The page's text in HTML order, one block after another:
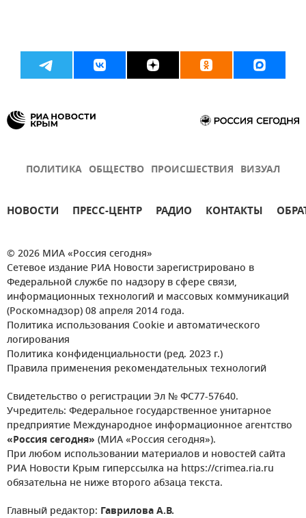
ПОЛИТИКА ОБЩЕСТВО ПРОИСШЕСТВИЯ ВИЗУАЛ
НОВОСТИ ПРЕСС-ЦЕНТР РАДИО КОНТАКТЫ
© 2026 МИА «Россия сегодня»
Сетевое издание РИА Новости зарегистрировано в
Федеральной службе по надзору в сфере связи,
информационных технологий и массовых коммуникаций
(Роскомнадзор) 08 апреля 2014 года.
Политика использования Cookie и автоматического
логирования
Политика конфиденциальности (ред. 2023 г.)
Правила применения рекомендательных технологий
Свидетельство о регистрации Эл № ФС77-57640.
Учредитель: Федеральное государственное унитарное
предприятие Международное информационное агентство
«Россия сегодня» (МИА «Россия сегодня»).
При любом использовании материалов и новостей сайта
РИА Новости Крым гиперссылка на https://crimea.ria.ru
обязательна не ниже второго абзаца текста.
Главный редактор: Гаврилова А.В.